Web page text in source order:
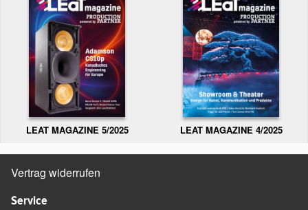
LEAT MAGAZINE 5/2025 LEAT MAGAZINE 4/2025
Vertrag widerrufen
Service